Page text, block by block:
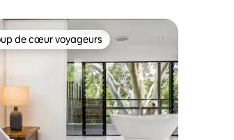
de cœur voyageurs
de cœur voyageurs